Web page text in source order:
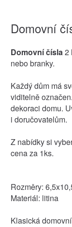
Domovní
Domovní čísla2
nebo branky.
Každý dům má
viditelně
dekoraci domu.
i doručovatelům.
Z nabídky si
cena za 1ks.
Rozměry:
Materiál: litina
Klasická